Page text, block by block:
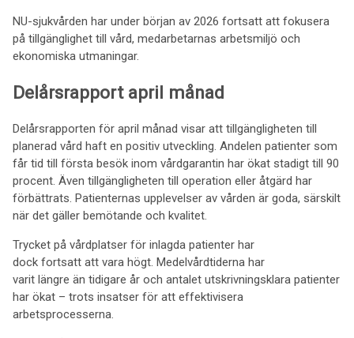
NU-sjukvården har under början av 2026 fortsatt att fokusera
på tillgänglighet till vård, medarbetarnas arbetsmiljö och
ekonomiska utmaningar.
Delårsrapport april månad
Delårsrapporten för april månad visar att tillgängligheten till
planerad vård haft en positiv utveckling. Andelen patienter som
får tid till första besök inom vårdgarantin har ökat stadigt till 90
procent. Även tillgängligheten till operation eller åtgärd har
förbättrats. Patienternas upplevelser av vården är goda, särskilt
när det gäller bemötande och kvalitet.
Trycket på vårdplatser för inlagda patienter har
dock fortsatt att vara högt. Medelvårdtiderna har
varit längre än tidigare år och antalet utskrivningsklara patienter
har ökat – trots insatser för att effektivisera
arbetsprocesserna.